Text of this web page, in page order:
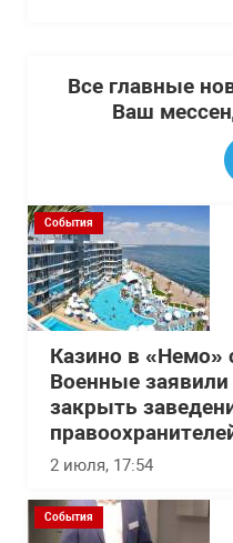
Все главные
Ваш
События
Казино в «Немо»
Военные
закрыть
2 июля, 17:54
События